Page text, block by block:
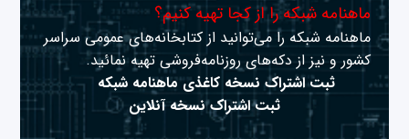
ماهنامه شبکه را از کجا تهیه کنیم؟
ماهنامه شبکه را می‌توانید از کتابخانه‌های عمومی سراسر
کشور و نیز از دکه‌های روزنامه‌فروشی تهیه نمائید.
ثبت اشتراک نسخه کاغذی ماهنامه شبکه
ثبت اشتراک نسخه آنلاین